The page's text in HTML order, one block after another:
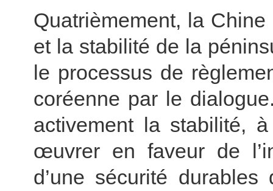
Quatrièmement, la
et la stabilité de la
le processus de
coréenne par le
activement la stabilité,
œuvrer en faveur de
d’une sécurité